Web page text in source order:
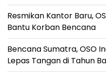
Resmikan Kantor Baru,
Bantu Korban Bencana
Bencana Sumatra, OSO
Lepas Tangan di Tahun